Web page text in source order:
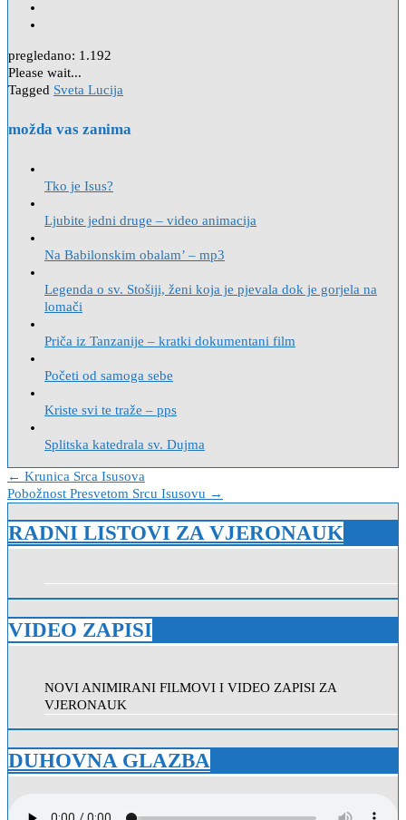
pregledano: 1.192
Please wait...
Tagged Sveta Lucija
možda vas zanima
Tko je Isus?
Ljubite jedni druge – video animacija
Na Babilonskim obalam’ – mp3
Legenda o sv. Stošiji, ženi koja je pjevala dok je gorjela na
lomači
Priča iz Tanzanije – kratki dokumentani film
Početi od samoga sebe
Kriste svi te traže – pps
Splitska katedrala sv. Dujma
Navigacija
objava
← Krunica Srca Isusova
Pobožnost Presvetom Srcu Isusovu →
RADNI LISTOVI ZA VJERONAUK
VIDEO ZAPISI
NOVI ANIMIRANI FILMOVI I VIDEO ZAPISI ZA
VJERONAUK
DUHOVNA GLAZBA